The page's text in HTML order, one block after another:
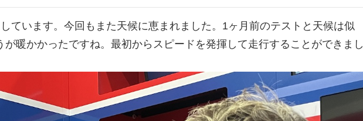
ています。今回もまた天候に恵まれました。1ヶ月前のテストと天候は似
が暖かかったですね。最初からスピードを発揮して走行することができまし